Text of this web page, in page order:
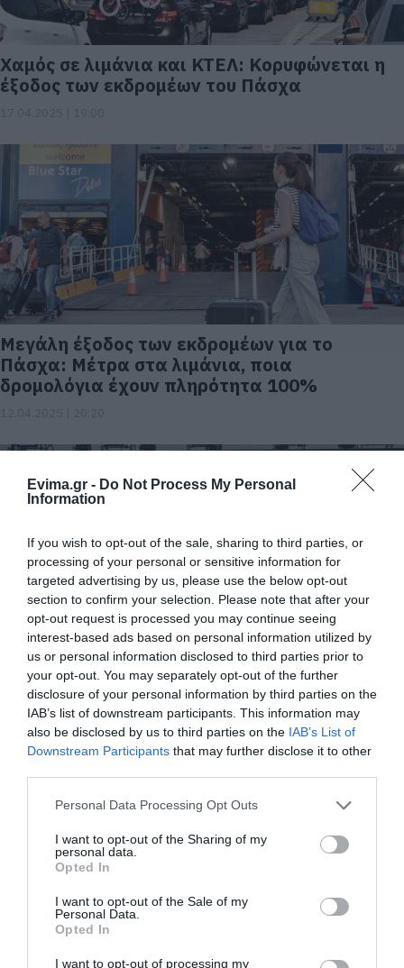
Evima.gr - Do Not Process My Personal
Information
If you wish to opt-out of the sale, sharing to third parties, or
processing of your personal or sensitive information for
targeted advertising by us, please use the below opt-out
section to confirm your selection. Please note that after your
opt-out request is processed you may continue seeing
interest-based ads based on personal information utilized by
us or personal information disclosed to third parties prior to
your opt-out. You may separately opt-out of the further
disclosure of your personal information by third parties on the
IAB’s list of downstream participants. This information may
also be disclosed by us to third parties on the IAB’s List of
Downstream Participants that may further disclose it to other
Please note that this website/app uses one or more Google
not limited to your visit or usage behaviour. You may click to
grant or deny consent to Google and its third-party tags to
use your data for below specified purposes in below Google
consent section.
Personal Data Processing Opt Outs
I want to opt-out of the Sharing of my
personal data.
Opted In
I want to opt-out of the Sale of my
Personal Data.
Opted In
I want to opt-out of processing my
Χαμός σε λιμάνια και ΚΤΕΛ: Κορυφώνεται η
έξοδος των εκδρομέων του Πάσχα
Μεγάλη έξοδος των εκδρομέων για το
Πάσχα: Μέτρα στα λιμάνια, ποια
δρομολόγια έχουν πληρότητα 100%
Έκτακτα μέτρα της Τροχαίας για το
τριήμερο – Πώς θα πάτε στην Εύβοια
27.02.2025 | 16:45
Σε εξέλιξη η έξοδος των Αθηναίων για την
28η Οκτωβρίου – Σε ποια σημεία υπάρχει